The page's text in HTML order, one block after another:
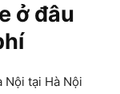
ở đâu
tại Hà Nội